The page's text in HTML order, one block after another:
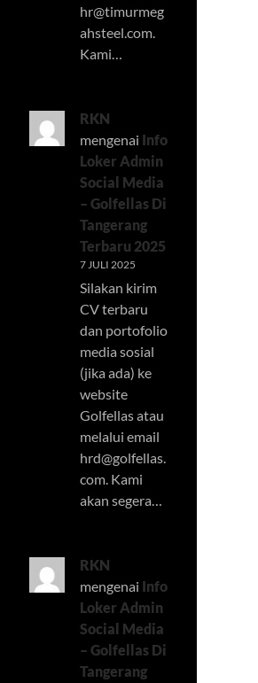
hr@timurmeg
ahsteel.com
Kami…
RKN
mengenai Info
Loker Admin
Social Media
– Golfellas Di
Tangerang
Terbaru 2025
7 JULI 2025
Silakan kirim
CV terbaru
dan portofolio
media sosial
(jika ada) ke
website
Golfellas atau
melalui email
hrd@golfellas.
com. Kami
akan segera…
RKN
mengenai Info
Loker Admin
Social Media
– Golfellas Di
Tangerang